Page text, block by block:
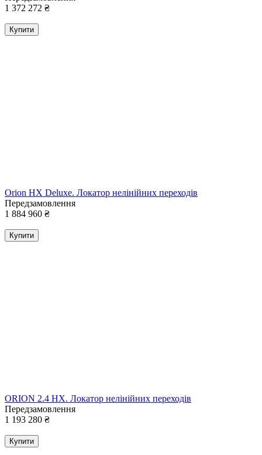
1 372 272 ₴
Купити
Orion HX Deluxe. Локатор нелінійних переходів
Передзамовлення
1 884 960 ₴
Купити
ORION 2.4 HX. Локатор нелінійних переходів
Передзамовлення
1 193 280 ₴
Купити